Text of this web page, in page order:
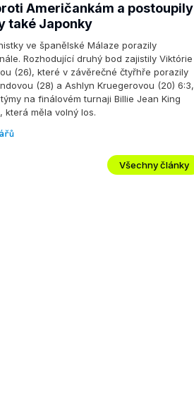
Američankám a postoupily
také Japonky
ve španělské Málaze porazily
Rozhodující druhý bod zajistily Viktórie
(26), které v závěrečné čtyřhře porazily
(28) a Ashlyn Kruegerovou (20) 6:3,
na finálovém turnaji Billie Jean King
která měla volný los.
Všechny články